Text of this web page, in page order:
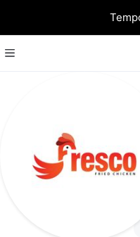
Fresco
في شبرا مصر